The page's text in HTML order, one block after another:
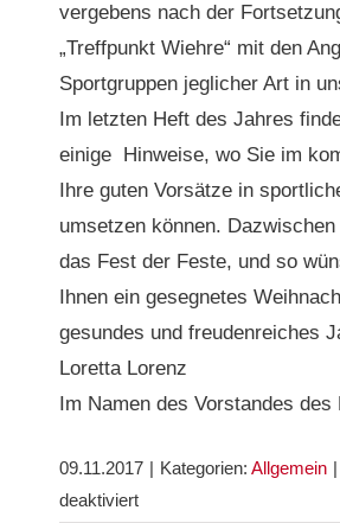
vergebens nach der
„Treffpunkt Wiehre“ mit den
Sportgruppen jeglicher Art in
Im letzten Heft des Jahres
einige Hinweise, wo Sie im
Ihre guten Vorsätze in
umsetzen können.
das Fest der Feste, und so
Ihnen ein gesegnetes
gesundes und freudenreiches
Loretta Lorenz
Im Namen des Vorstandes des
09.11.2017 | Kategorien: Allgemein |
deaktiviertfür